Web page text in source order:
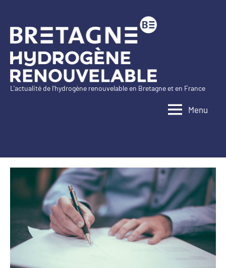
contenu
Bretagne
L'actualité de l'hydrogène renouvelable en Bretagne et en France
Menu